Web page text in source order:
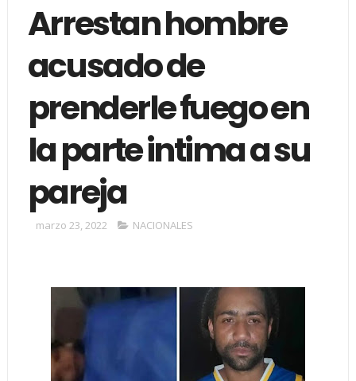
Arrestan hombre
acusado de
prenderle fuego en
la parte intima a su
pareja
marzo 23, 2022 NACIONALES